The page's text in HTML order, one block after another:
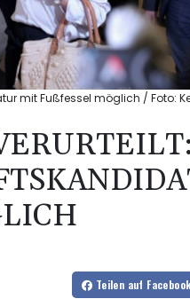
mit Fußfessel möglich / Foto:
Teilen auf Facebook